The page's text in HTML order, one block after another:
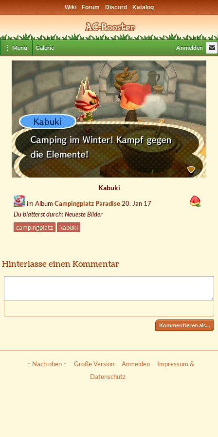
Wiki Forum Discord Katalog
⋮ Menü Galerie Anmelden
Kabuki
im Album Campingplatz Paradise 20. Jan 17
Du blätterst durch: Neueste Bilder
campingplatz
kabuki
Hinterlasse einen Kommentar
Kommentieren als...
↑ Nach oben ↑ Große Version Anmelden
Impressum &
Datenschutz